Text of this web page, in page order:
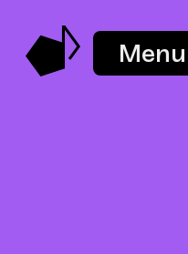
Menu